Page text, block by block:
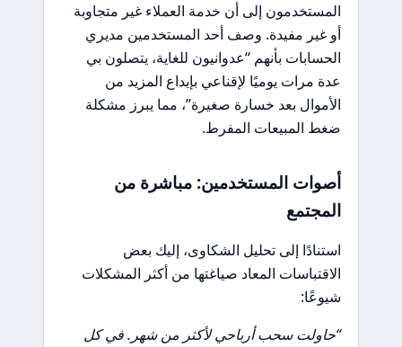
المستخدمون إلى أن خدمة العملاء غير متجاوبة
أو غير مفيدة. وصف أحد المستخدمين مديري
الحسابات بأنهم “عدوانيون للغاية، يتصلون بي
عدة مرات يوميًا لإقناعي بإيداع المزيد من
الأموال بعد خسارة صغيرة”، مما يبرز مشكلة
ضغط المبيعات المفرط.
أصوات المستخدمين: مباشرة من
المجتمع
استنادًا إلى تحليل الشكاوى، إليك بعض
الاقتباسات المعاد صياغتها من أكثر المشكلات
شيوعًا:
“حاولت سحب أرباحي لأكثر من شهر. في كل